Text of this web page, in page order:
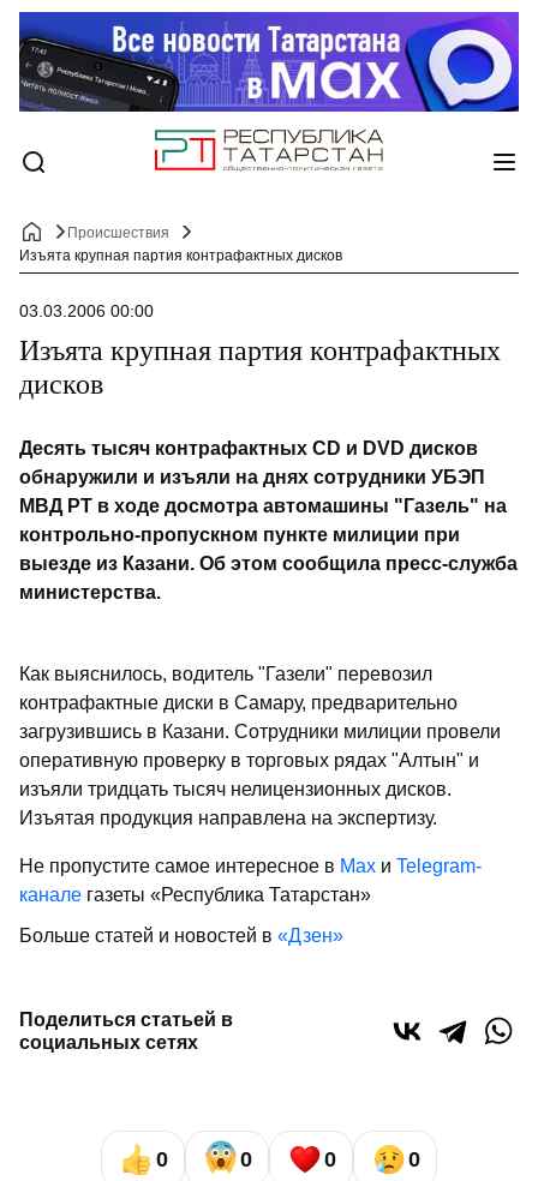
Происшествия
Изъята крупная партия контрафактных дисков
03.03.2006 00:00
Изъята крупная партия контрафактных
дисков
Десять тысяч контрафактных CD и DVD дисков
обнаружили и изъяли на днях сотрудники УБЭП
МВД РТ в ходе досмотра автомашины "Газель" на
контрольно-пропускном пункте милиции при
выезде из Казани. Об этом сообщила пресс-служба
министерства.
Как выяснилось, водитель "Газели" перевозил
контрафактные диски в Самару, предварительно
загрузившись в Казани. Сотрудники милиции провели
оперативную проверку в торговых рядах "Алтын" и
изъяли тридцать тысяч нелицензионных дисков.
Изъятая продукция направлена на экспертизу.
Не пропустите самое интересное в Max и Telegram-
канале газеты «Республика Татарстан»
Больше статей и новостей в «Дзен»
Поделиться статьей в
социальных сетях
0 0 0 0